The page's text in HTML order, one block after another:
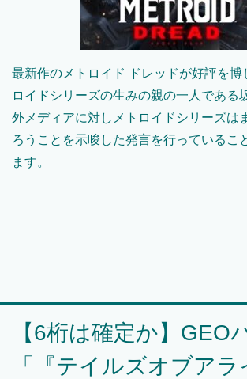
最新作のメトロイド ドレッドが好評を博
ロイドシリーズの生みの親の一人である
外メディアに対しメトロイドシリーズは
ろうことを示唆した発言を行っているこ
ます。
【6桁は確定か】GEO
「『テイルズオブア